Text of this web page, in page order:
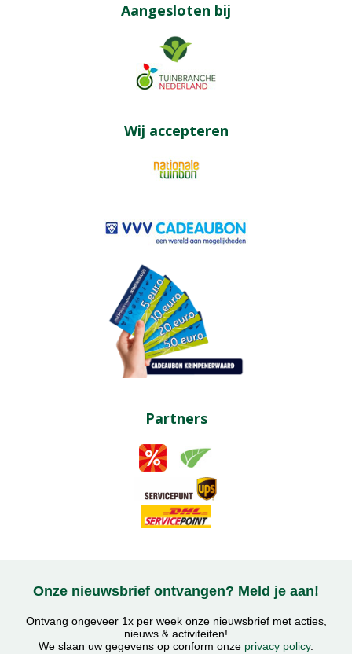
Aangesloten bij
Wij accepteren
Partners
Onze nieuwsbrief ontvangen? Meld je aan!
Ontvang ongeveer 1x per week onze nieuwsbrief met acties,
nieuws & activiteiten!
We slaan uw gegevens op conform onze privacy policy.